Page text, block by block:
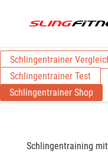
Schlingentrainer
Schlingentrainer Test
Schlingentrainer Shop
Schlingentraining